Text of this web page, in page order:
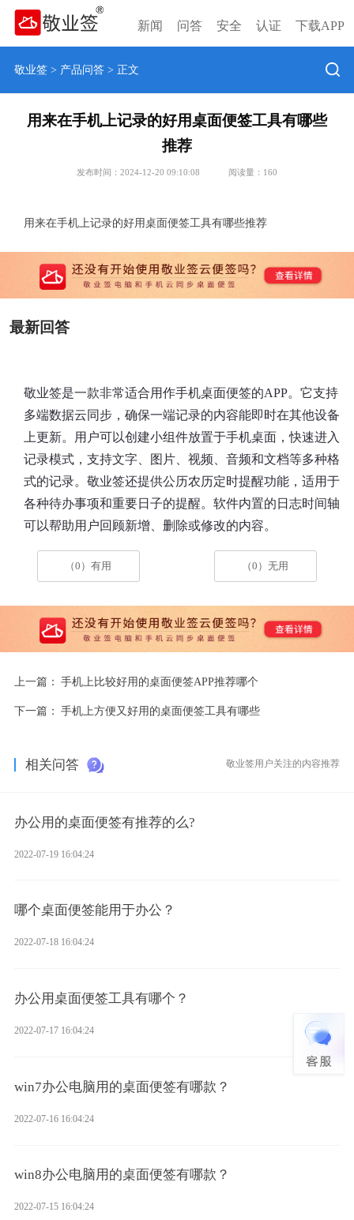
新闻 问答 安全 认证 下载APP
敬业签> 产品问答> 正文
用来在手机上记录的好用桌面便签工具有哪些
推荐
发布时间：2024-12-20 09:10:08 阅读量： 160
用来在手机上记录的好用桌面便签工具有哪些推荐
最新回答
敬业签是一款非常适合用作手机桌面便签的APP。它支持
多端数据云同步，确保一端记录的内容能即时在其他设备
上更新。用户可以创建小组件放置于手机桌面，快速进入
记录模式，支持文字、图片、视频、音频和文档等多种格
式的记录。敬业签还提供公历农历定时提醒功能，适用于
各种待办事项和重要日子的提醒。软件内置的日志时间轴
可以帮助用户回顾新增、删除或修改的内容。
（0）有用 （0）无用
上一篇： 手机上比较好用的桌面便签APP推荐哪个
下一篇： 手机上方便又好用的桌面便签工具有哪些
相关问答 敬业签用户关注的内容推荐
办公用的桌面便签有推荐的么?
2022-07-19 16:04:24
哪个桌面便签能用于办公？
2022-07-18 16:04:24
办公用桌面便签工具有哪个？
2022-07-17 16:04:24
win7办公电脑用的桌面便签有哪款？
2022-07-16 16:04:24
win8办公电脑用的桌面便签有哪款？
2022-07-15 16:04:24